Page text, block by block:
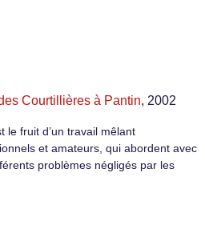
Courtillières à Pantin, 2002
le fruit d’un travail mêlant
et amateurs, qui abordent avec
problèmes négligés par les